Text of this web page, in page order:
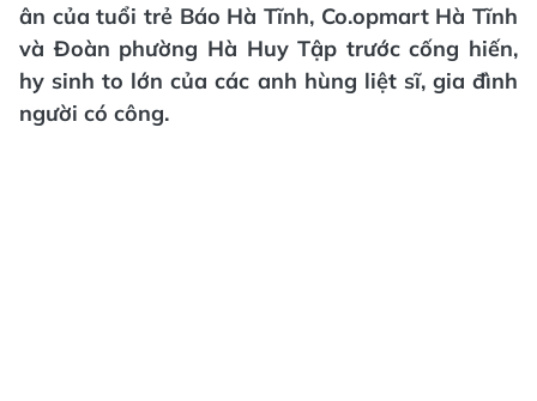
ân của tuổi trẻ Báo Hà Tĩnh, Co.opmart Hà Tĩnh
và Đoàn phường Hà Huy Tập trước cống hiến,
hy sinh to lớn của các anh hùng liệt sĩ, gia đình
người có công.